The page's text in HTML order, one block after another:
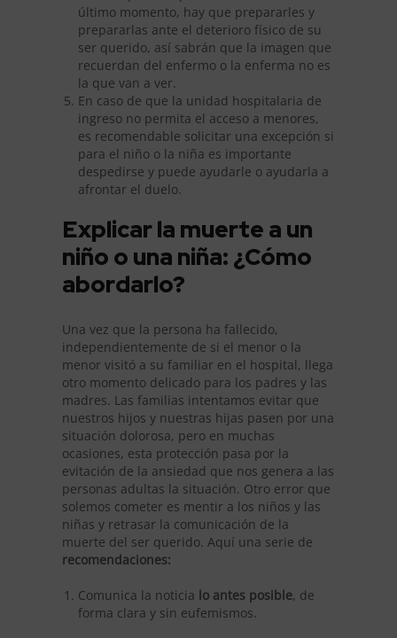
último momento, hay que prepararles y
prepararlas ante el deterioro físico de su
ser querido, así sabrán que la imagen que
recuerdan del enfermo o la enferma no es
la que van a ver.
En caso de que la unidad hospitalaria de
ingreso no permita el acceso a menores,
es recomendable solicitar una excepción si
para el niño o la niña es importante
despedirse y puede ayudarle o ayudarla a
afrontar el duelo.
Explicar la muerte a un
niño o una niña: ¿Cómo
abordarlo?
Una vez que la persona ha fallecido,
independientemente de si el menor o la
menor visitó a su familiar en el hospital, llega
otro momento delicado para los padres y las
madres. Las familias intentamos evitar que
nuestros hijos y nuestras hijas pasen por una
situación dolorosa, pero en muchas
ocasiones, esta protección pasa por la
evitación de la ansiedad que nos genera a las
personas adultas la situación. Otro error que
solemos cometer es mentir a los niños y las
niñas y retrasar la comunicación de la
muerte del ser querido. Aquí una serie de
recomendaciones:
Comunica la noticia lo antes posible, de
forma clara y sin eufemismos.